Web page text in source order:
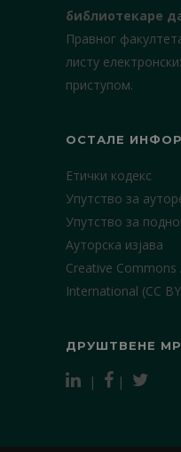
библиотекаре
Правног
листу
приступом.
ОСТАЛЕ
Етички кодекс
Упутство за
Упутство за
Ауторска изјава
Creative
International (CC
ДРУШТВЕНЕ
| |